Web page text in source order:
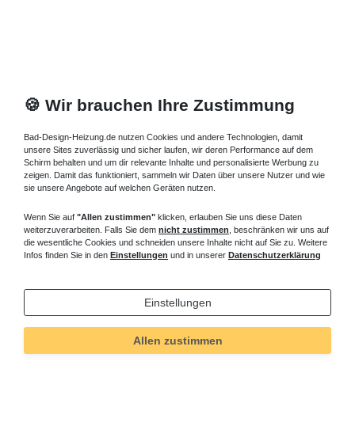
Merkmal
1485
🍪 Wir brauchen Ihre Zustimmung
Bad-Design-Heizung.de nutzen Cookies und andere Technologien, damit
unsere Sites zuverlässig und sicher laufen, wir deren Performance auf dem
Schirm behalten und um dir relevante Inhalte und personalisierte Werbung zu
zeigen. Damit das funktioniert, sammeln wir Daten über unsere Nutzer und wie
sie unsere Angebote auf welchen Geräten nutzen.
Wenn Sie auf "Allen zustimmen" klicken, erlauben Sie uns diese Daten
weiterzuverarbeiten. Falls Sie dem nicht zustimmen , beschränken wir uns auf
die wesentliche Cookies und schneiden unsere Inhalte nicht auf Sie zu. Weitere
Infos finden Sie in den Einstellungen und in unserer Datenschutzerklärung
Einstellungen
Allen zustimmen